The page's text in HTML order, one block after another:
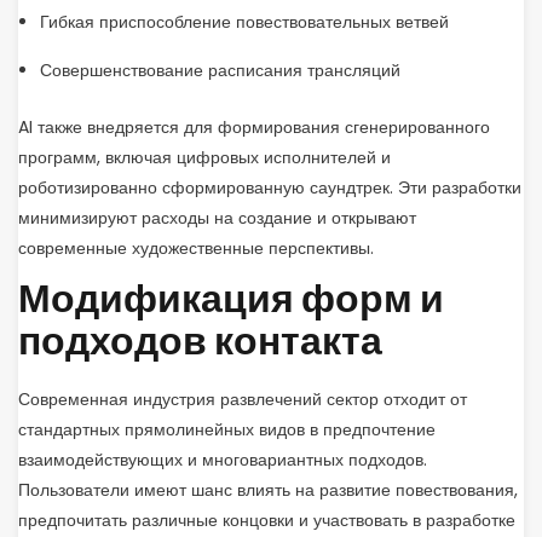
Гибкая приспособление повествовательных ветвей
Совершенствование расписания трансляций
AI также внедряется для формирования сгенерированного
программ, включая цифровых исполнителей и
роботизированно сформированную саундтрек. Эти разработки
минимизируют расходы на создание и открывают
современные художественные перспективы.
Модификация форм и
подходов контакта
Современная индустрия развлечений сектор отходит от
стандартных прямолинейных видов в предпочтение
взаимодействующих и многовариантных подходов.
Пользователи имеют шанс влиять на развитие повествования,
предпочитать различные концовки и участвовать в разработке